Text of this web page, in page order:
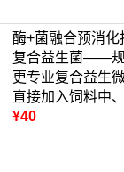
酶+菌融合预消
复合益生菌——规
更专业复合益生
直接加入饲料中
¥40